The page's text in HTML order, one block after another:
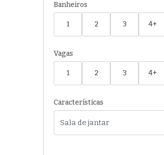
Banheiros
1 2 3 4+
Vagas
1 2 3 4+
Características